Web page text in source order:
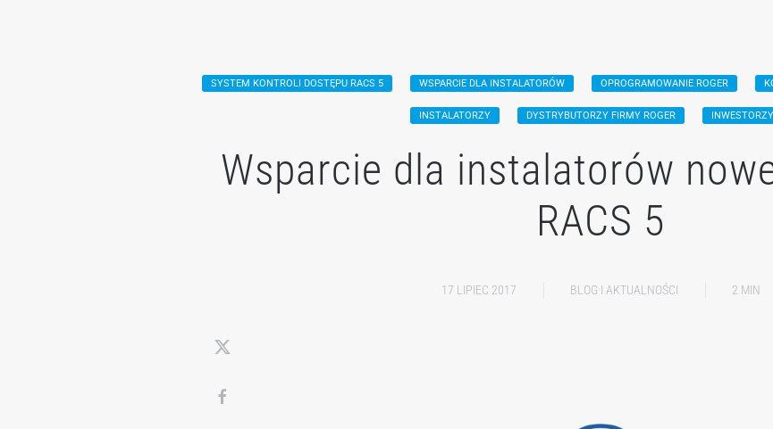
SYSTEM KONTROLI DOSTĘPU RACS 5 WSPARCIE DLA INSTALATORÓW OPROGRAMOWANIE ROGER
INSTALATORZY DYSTRYBUTORZY FIRMY ROGER INWESTORZY
Wsparcie dla instalatorów
RACS 5
17 LIPIEC 2017 BLOG I AKTUALNOŚCI 2 MIN